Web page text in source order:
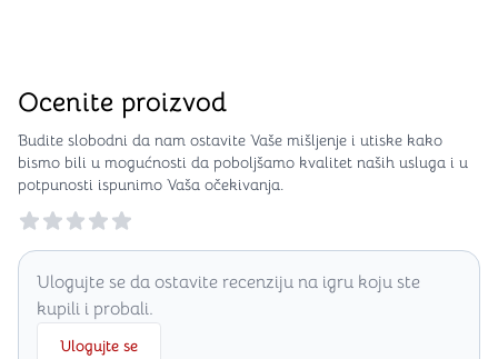
Ocenite proizvod
Budite slobodni da nam ostavite Vaše mišljenje i utiske kako
bismo bili u mogućnosti da poboljšamo kvalitet naših usluga i u
potpunosti ispunimo Vaša očekivanja.
Reviews
Ulogujte se da ostavite recenziju na igru koju ste
kupili i probali.
Ulogujte se